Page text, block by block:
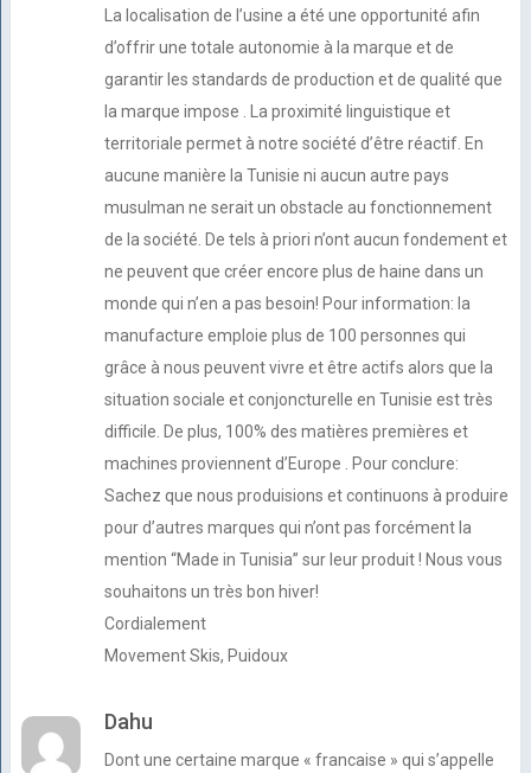
La localisation de l’usine a été une opportunité afin
d’offrir une totale autonomie à la marque et de
garantir les standards de production et de qualité que
la marque impose . La proximité linguistique et
territoriale permet à notre société d’être réactif. En
aucune manière la Tunisie ni aucun autre pays
musulman ne serait un obstacle au fonctionnement
de la société. De tels à priori n’ont aucun fondement et
ne peuvent que créer encore plus de haine dans un
monde qui n’en a pas besoin! Pour information: la
manufacture emploie plus de 100 personnes qui
grâce à nous peuvent vivre et être actifs alors que la
situation sociale et conjoncturelle en Tunisie est très
difficile. De plus, 100% des matières premières et
machines proviennent d’Europe . Pour conclure:
Sachez que nous produisions et continuons à produire
pour d’autres marques qui n’ont pas forcément la
mention “Made in Tunisia” sur leur produit ! Nous vous
souhaitons un très bon hiver!
Cordialement
Movement Skis, Puidoux
Dahu
Dont une certaine marque « francaise » qui s’appelle